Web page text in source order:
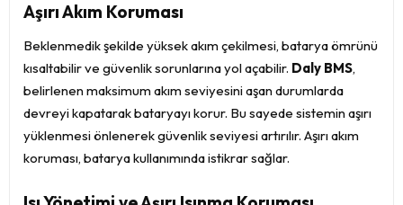
Aşırı Akım Koruması
Beklenmedik şekilde yüksek akım çekilmesi, batarya ömrünü
kısaltabilir ve güvenlik sorunlarına yol açabilir. Daly BMS,
belirlenen maksimum akım seviyesini aşan durumlarda
devreyi kapatarak bataryayı korur. Bu sayede sistemin aşırı
yüklenmesi önlenerek güvenlik seviyesi artırılır. Aşırı akım
koruması, batarya kullanımında istikrar sağlar.